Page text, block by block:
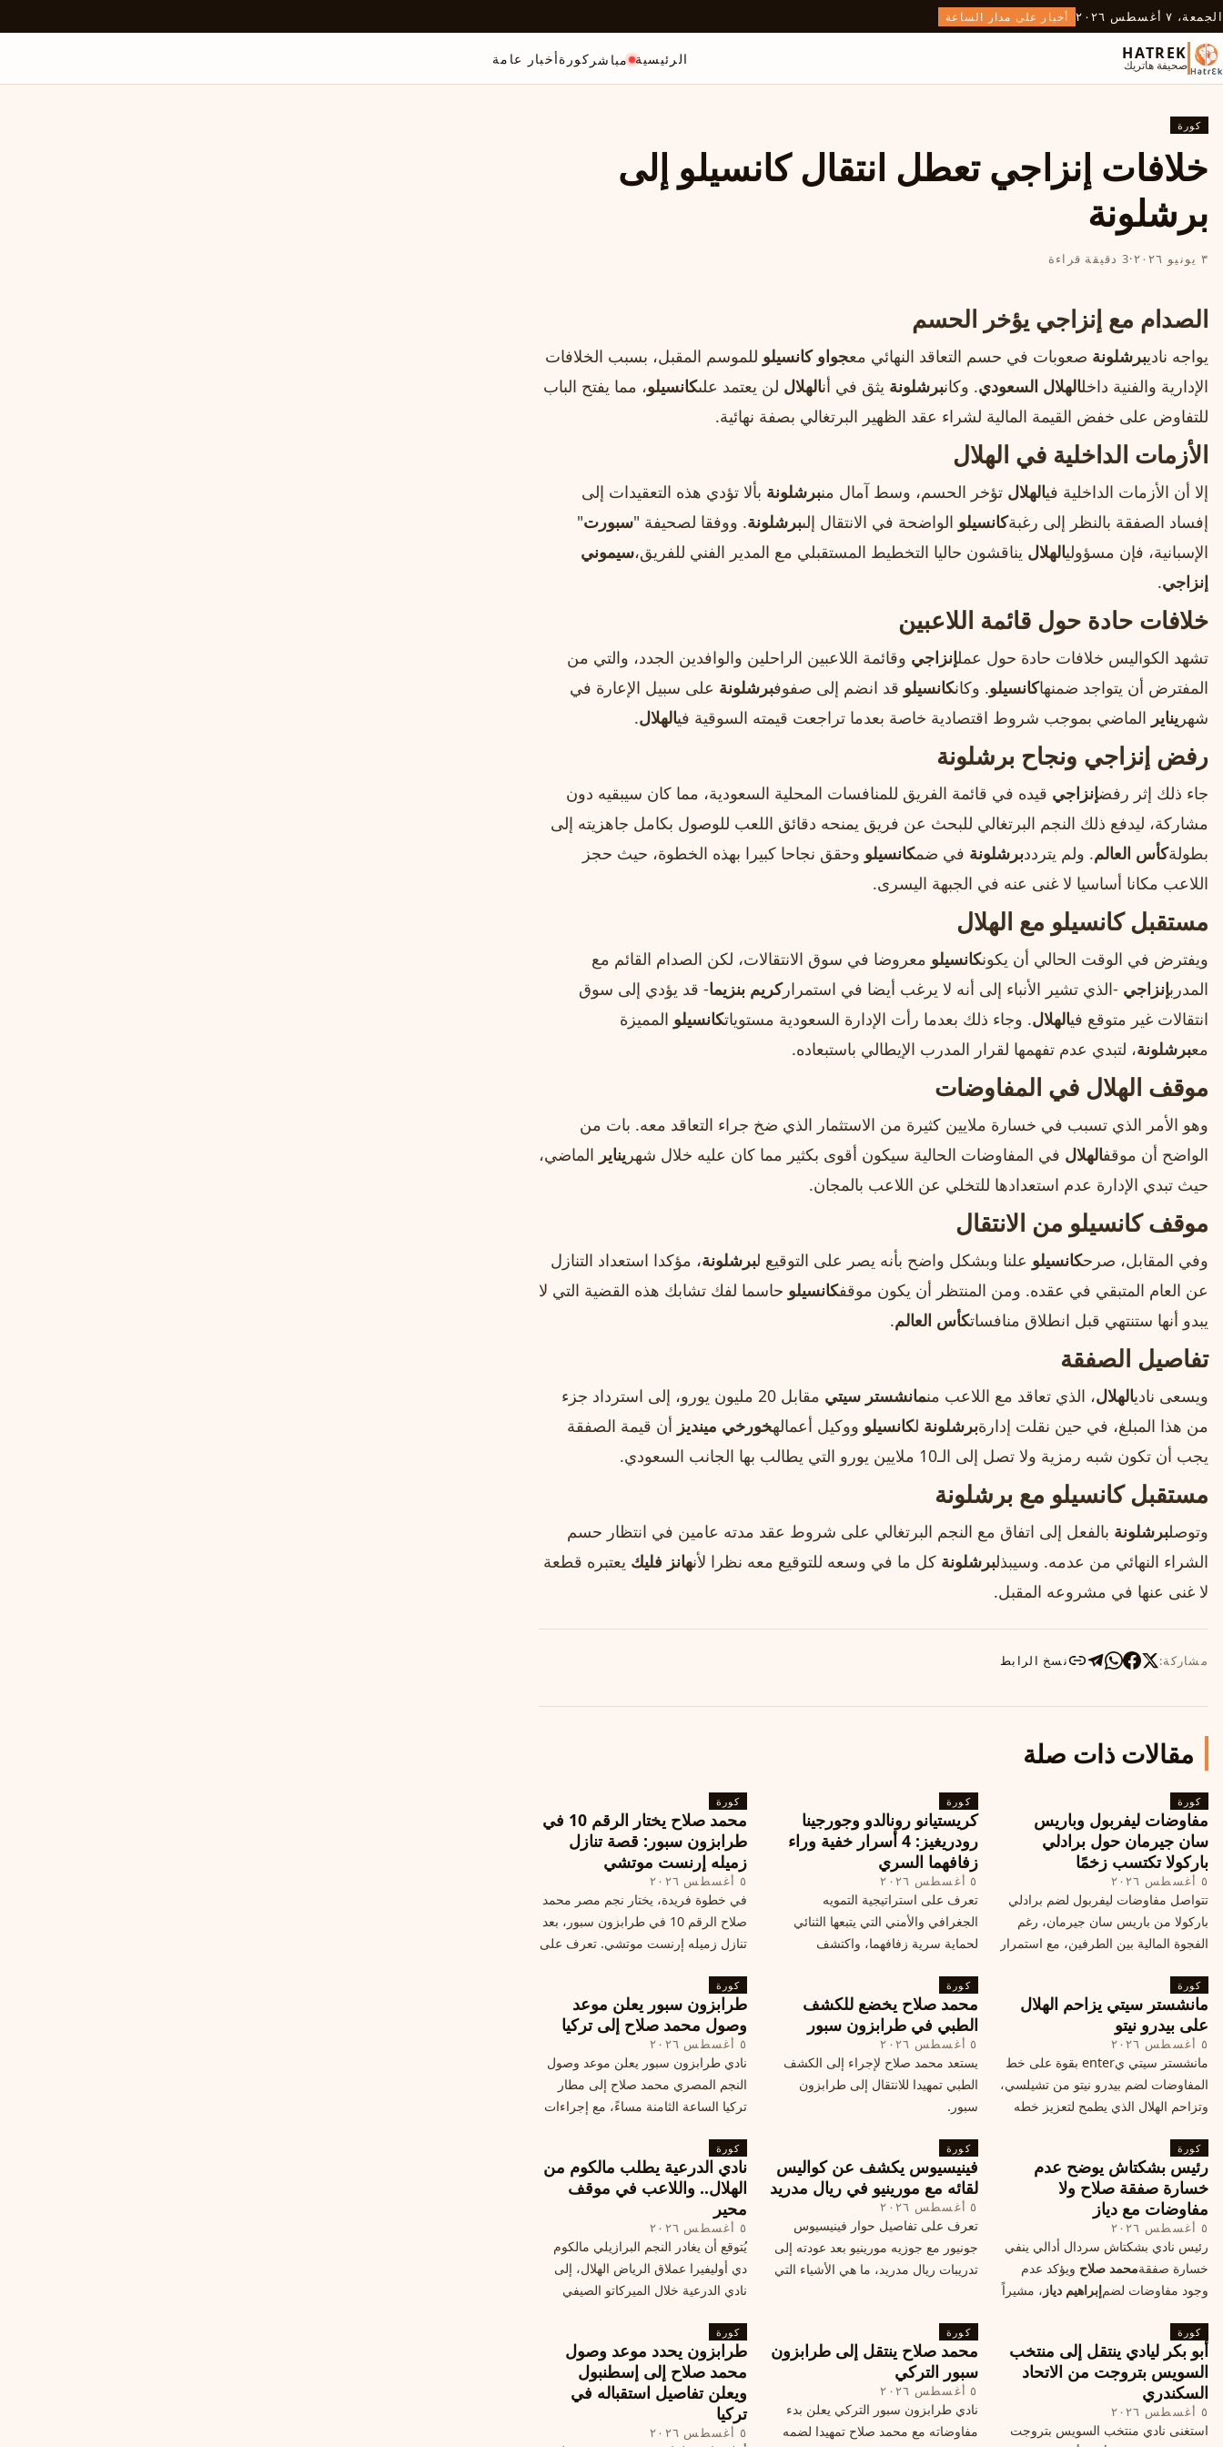
الجمعة، ٧ أغسطس ٢٠٢٦ أخبار على مدار الساعة
HATREK
صحيفة هاتريك الرئيسية مباشر كورةأخبار عامة
كورة
خلافات إنزاجي تعطل انتقال كانسيلو إلى
برشلونة
٣ يونيو ٢٠٢٦ ·3 دقيقة قراءة
الصدام مع إنزاجي يؤخر الحسم
يواجه ناديبرشلونة صعوبات في حسم التعاقد النهائي معجواو كانسيلو للموسم المقبل، بسبب الخلافات
الإدارية والفنية داخلالهلال السعودي. وكانبرشلونة يثق في أنالهلال لن يعتمد علىكانسيلو، مما يفتح الباب
للتفاوض على خفض القيمة المالية لشراء عقد الظهير البرتغالي بصفة نهائية.
الأزمات الداخلية في الهلال
إلا أن الأزمات الداخلية فيالهلال تؤخر الحسم، وسط آمال منبرشلونة بألا تؤدي هذه التعقيدات إلى
إفساد الصفقة بالنظر إلى رغبةكانسيلو الواضحة في الانتقال إلىبرشلونة. ووفقا لصحيفة "سبورت"
الإسبانية، فإن مسؤوليالهلال يناقشون حاليا التخطيط المستقبلي مع المدير الفني للفريق،سيموني
إنزاجي.
خلافات حادة حول قائمة اللاعبين
تشهد الكواليس خلافات حادة حول عملإنزاجي وقائمة اللاعبين الراحلين والوافدين الجدد، والتي من
المفترض أن يتواجد ضمنهاكانسيلو. وكانكانسيلو قد انضم إلى صفوفبرشلونة على سبيل الإعارة في
شهر يناير الماضي بموجب شروط اقتصادية خاصة بعدما تراجعت قيمته السوقية فيالهلال.
رفض إنزاجي ونجاح برشلونة
جاء ذلك إثر رفضإنزاجي قيده في قائمة الفريق للمنافسات المحلية السعودية، مما كان سيبقيه دون
مشاركة، ليدفع ذلك النجم البرتغالي للبحث عن فريق يمنحه دقائق اللعب للوصول بكامل جاهزيته إلى
بطولةكأس العالم. ولم يترددبرشلونة في ضمكانسيلو وحقق نجاحا كبيرا بهذه الخطوة، حيث حجز
اللاعب مكانا أساسيا لا غنى عنه في الجبهة اليسرى.
مستقبل كانسيلو مع الهلال
ويفترض في الوقت الحالي أن يكونكانسيلو معروضا في سوق الانتقالات، لكن الصدام القائم مع
المدربإنزاجي -الذي تشير الأنباء إلى أنه لا يرغب أيضا في استمراركريم بنزيما- قد يؤدي إلى سوق
انتقالات غير متوقع فيالهلال. وجاء ذلك بعدما رأت الإدارة السعودية مستوياتكانسيلو المميزة
معبرشلونة، لتبدي عدم تفهمها لقرار المدرب الإيطالي باستبعاده.
موقف الهلال في المفاوضات
وهو الأمر الذي تسبب في خسارة ملايين كثيرة من الاستثمار الذي ضخ جراء التعاقد معه. بات من
الواضح أن موقفالهلال في المفاوضات الحالية سيكون أقوى بكثير مما كان عليه خلال شهر يناير الماضي،
حيث تبدي الإدارة عدم استعدادها للتخلي عن اللاعب بالمجان.
موقف كانسيلو من الانتقال
وفي المقابل، صرحكانسيلو علنا وبشكل واضح بأنه يصر على التوقيع لبرشلونة، مؤكدا استعداد التنازل
عن العام المتبقي في عقده. ومن المنتظر أن يكون موقفكانسيلو حاسما لفك تشابك هذه القضية التي لا
يبدو أنها ستنتهي قبل انطلاق منافساتكأس العالم.
تفاصيل الصفقة
ويسعى ناديالهلال، الذي تعاقد مع اللاعب منمانشستر سيتي
مقابل 20 مليون يورو، إلى استرداد جزء
من هذا المبلغ، في حين نقلت إدارةبرشلونة لكانسيلو ووكيل أعمالهخورخي مينديز أن قيمة الصفقة
يجب أن تكون شبه رمزية ولا تصل إلى الـ10 ملايين يورو التي يطالب بها الجانب السعودي.
مستقبل كانسيلو مع برشلونة
وتوصلبرشلونة بالفعل إلى اتفاق مع النجم البرتغالي على شروط عقد مدته عامين في انتظار حسم
الشراء النهائي من عدمه. وسيبذلبرشلونة كل ما في وسعه للتوقيع معه نظرا لأنهانز فليك يعتبره قطعة
لا غنى عنها في مشروعه المقبل.
مشاركة: نسخ الرابط
مقالات ذات صلة
كورة
مفاوضات ليفربول وباريس
سان جيرمان حول برادلي
باركولا تكتسب زخمًا
٥ أغسطس ٢٠٢٦
تتواصل مفاوضات ليفربول لضم برادلي
باركولا من باريس سان جيرمان، رغم
الفجوة المالية بين الطرفين، مع استمرار
إغلاق سوق الانتقالات
كورة
كريستيانو رونالدو وجورجينا
رودريغيز: 4 أسرار خفية وراء
زفافهما السري
٥ أغسطس ٢٠٢٦
تعرف على استراتيجية التمويه
الجغرافي والأمني التي يتبعها الثنائي
لحماية سرية زفافهما، واكتشف
في البرتغال، واعرف ما هي الخطوات
القادمة في هذا الحدث العالمي
كورة
محمد صلاح يختار الرقم 10 في
طرابزون سبور: قصة تنازل
زميله إرنست موتشي
٥ أغسطس ٢٠٢٦
في خطوة فريدة، يختار نجم مصر محمد
صلاح الرقم 10 في طرابزون سبور، بعد
تنازل زميله إرنست موتشي. تعرف على
كورة
مانشستر سيتي يزاحم الهلال
على بيدرو نيتو
٥ أغسطس ٢٠٢٦
مانشستر سيتي يenter بقوة على خط
المفاوضات لضم بيدرو نيتو من تشيلسي،
وتزاحم الهلال الذي يطمح لتعزيز خطه
كورة
محمد صلاح يخضع للكشف
الطبي في طرابزون سبور
٥ أغسطس ٢٠٢٦
يستعد محمد صلاح لإجراء إلى الكشف
الطبي تمهيدا للانتقال إلى طرابزون
سبور.
كورة
طرابزون سبور يعلن موعد
وصول محمد صلاح إلى تركيا
٥ أغسطس ٢٠٢٦
نادي طرابزون سبور يعلن موعد وصول
النجم المصري محمد صلاح إلى مطار
تركيا الساعة الثامنة مساءً، مع إجراءات
جديد ومكافآت مالية.
كورة
رئيس بشكتاش يوضح عدم
خسارة صفقة صلاح ولا
مفاوضات مع دياز
٥ أغسطس ٢٠٢٦
رئيس نادي بشكتاش سردال أدالي ينفي
خسارة صفقةمحمد صلاح ويؤكد عدم
وجود مفاوضات لضمإبراهيم دياز ، مشيراً
محتملة أخرى.
كورة
فينيسيوس يكشف عن كواليس
لقائه مع مورينيو في ريال مدريد
٥ أغسطس ٢٠٢٦
تعرف على تفاصيل حوار فينيسيوس
جونيور مع جوزيه مورينيو بعد عودته إلى
تدريبات ريال مدريد، ما هي الأشياء التي
كورة
نادي الدرعية يطلب مالكوم من
الهلال.. واللاعب في موقف
محير
٥ أغسطس ٢٠٢٦
يُتوقع أن يغادر النجم البرازيلي مالكوم
دي أوليفيرا عملاق الرياض الهلال، إلى
نادي الدرعية خلال الميركاتو الصيفي
هذا الانتقال، وسط تقارير تفيد أن الهلال
يرحب بفراقته.
كورة
أبو بكر ليادي ينتقل إلى منتخب
السويس بتروجت من الاتحاد
السكندري
٥ أغسطس ٢٠٢٦
استغنى نادي منتخب السويس بتروجت
كورة
محمد صلاح ينتقل إلى طرابزون
سبور التركي
٥ أغسطس ٢٠٢٦
نادي طرابزون سبور التركي يعلن بدء
مفاوضاته مع محمد صلاح تمهيدا لضمه
كورة
طرابزون يحدد موعد وصول
محمد صلاح إلى إسطنبول
ويعلن تفاصيل استقباله في
تركيا
٥ أغسطس ٢٠٢٦